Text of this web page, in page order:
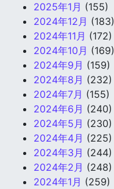
2025年1月 (155)
2024年12月 (183)
2024年11月 (172)
2024年10月 (169)
2024年9月 (159)
2024年8月 (232)
2024年7月 (155)
2024年6月 (240)
2024年5月 (230)
2024年4月 (225)
2024年3月 (244)
2024年2月 (248)
2024年1月 (259)